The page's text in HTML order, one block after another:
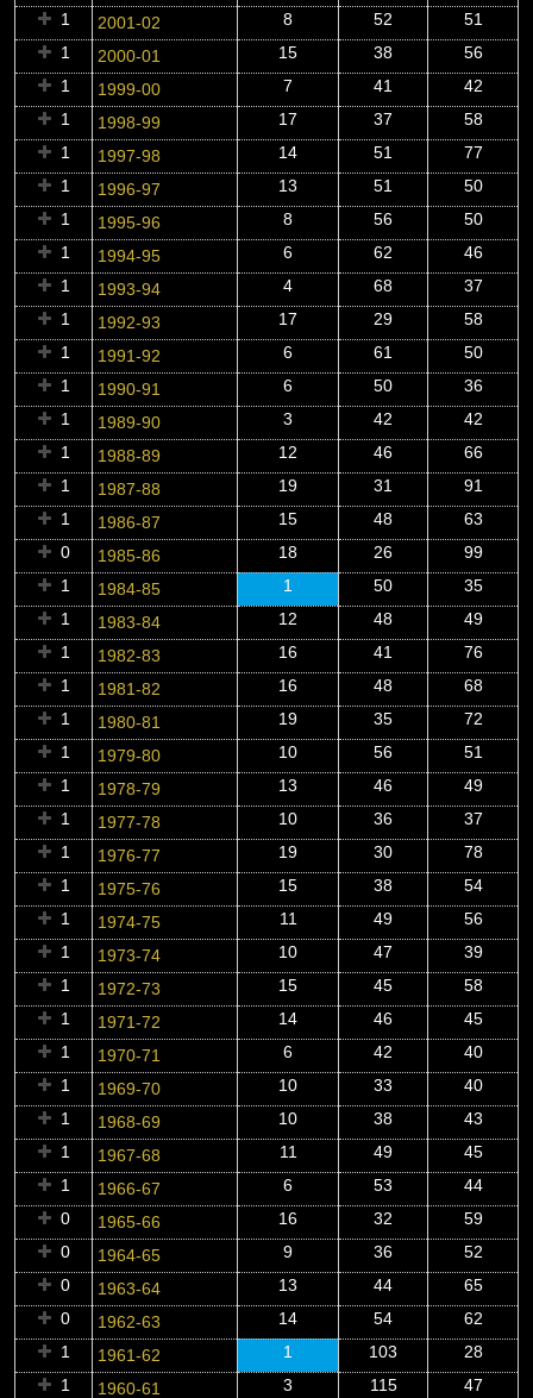
1
2001-02 8 52
51
1
2000-01 15 38
56
1
1999-00 7 41
42
1
1998-99 17 37
58
1
1997-98 14 51
77
1
1996-97 13 51
50
1
1995-96 8 56
50
1
1994-95 6 62
46
1
1993-94 4 68
37
1
1992-93 17 29
58
1
1991-92 6 61
50
1
1990-91 6 50
36
1
1989-90 3 42
42
1
1988-89 12 46
66
1
1987-88 19 31
91
1
1986-87 15 48
63
0
1985-86 18 26
99
1
1984-85 1 50
35
1
1983-84 12 48
49
1
1982-83 16 41
76
1
1981-82 16 48
68
1
1980-81 19 35
72
1
1979-80 10 56
51
1
1978-79 13 46
49
1
1977-78 10 36
37
1
1976-77 19 30
78
1
1975-76 15 38
54
1
1974-75 11 49
56
1
1973-74 10 47
39
1
1972-73 15 45
58
1
1971-72 14 46
45
1
1970-71 6 42
40
1
1969-70 10 33
40
1
1968-69 10 38
43
1
1967-68 11 49
45
1
1966-67 6 53
44
0
1965-66 16 32
59
0
1964-65 9 36
52
0
1963-64 13 44
65
0
1962-63 14 54
62
1
1961-62 1 103
28
1
1960-61 3 115 47